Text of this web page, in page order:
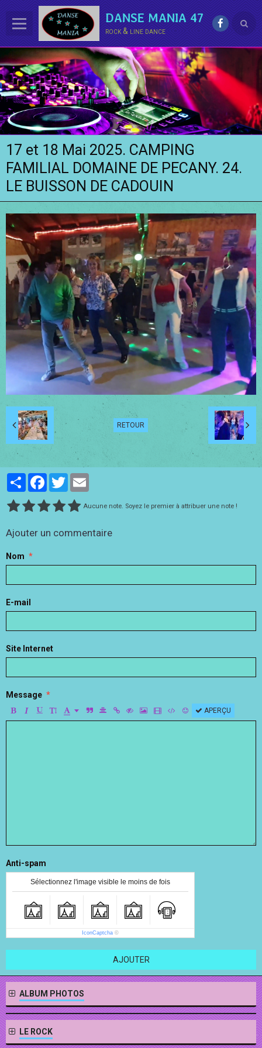
DANSE MANIA 47
rock & line dance
ACCUEIL
LE CLUB
La LINE DANCE
Le ROCK
Groupe Démo - Animations
PHOTOS
BONUS
Contact
Annuaire
17 et 18 Mai 2025. CAMPING
FAMILIAL DOMAINE DE PECANY. 24.
LE BUISSON DE CADOUIN
RETOUR
PartagerFacebook
Twitter
Aucune note. Soyez le premier à attribuer une note !
Ajouter un commentaire
Nom
E-mail
Site Internet
Message
APERÇU
Anti-spam
Sélectionnez l'image visible le moins de fois
IconCaptcha ©
AJOUTER
ALBUM PHOTOS
LE ROCK